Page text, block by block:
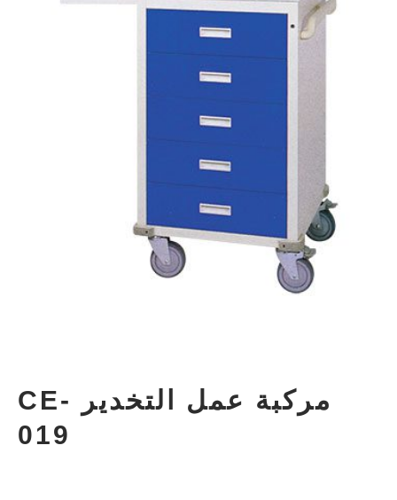
مركبة عمل التخدير CE-
019